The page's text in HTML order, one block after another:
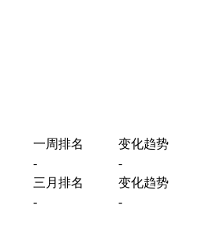
一周排名
变化趋势
-
-
三月排名
变化趋势
- -